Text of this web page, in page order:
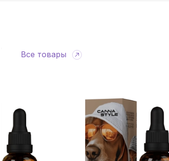
Все товары